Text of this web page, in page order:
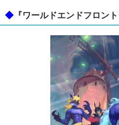
◆『ワールドエンドフロン